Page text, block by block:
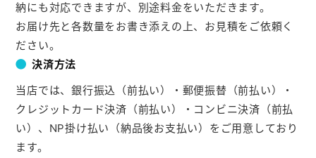
納にも対応できますが、別途料金をいただきます。
お届け先と各数量をお書き添えの上、お見積をご依頼く
ださい。
決済方法
当店では、銀行振込（前払い）・郵便振替（前払い）・
クレジットカード決済（前払い）・コンビニ決済（前払
い）、NP掛け払い（納品後お支払い）をご用意しており
ます。